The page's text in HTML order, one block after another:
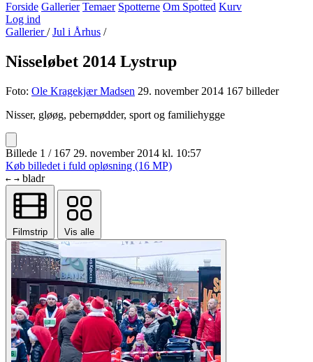
Forside Gallerier Temaer Spotterne Om Spotted Kurv
Log ind
Gallerier/ Jul i Århus /
Nisseløbet 2014 Lystrup
Foto: Ole Kragekjær Madsen 29. november 2014 167 billeder
Nisser, gløøg, pebernødder, sport og familiehygge
Billede 1 / 167 29. november 2014 kl. 10:57
Køb billedet i fuld opløsning (16 MP)
← → bladr
Filmstrip Vis alle